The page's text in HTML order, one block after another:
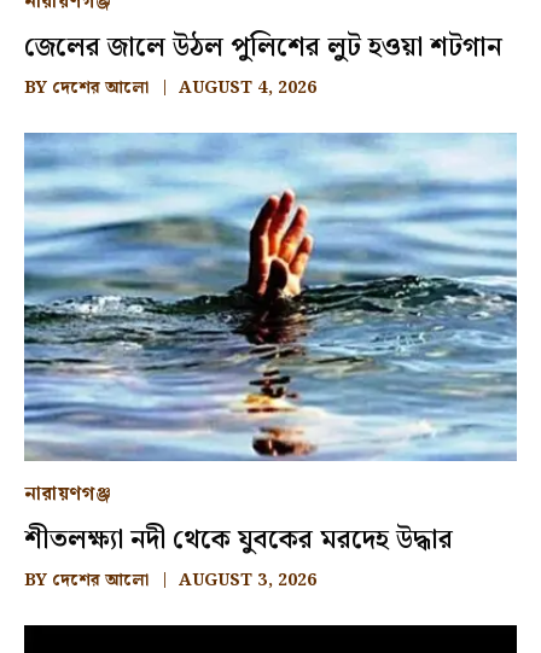
জেলের জালে উঠল পুলিশের লুট হওয়া শটগান
BY দেশের আলো AUGUST 4, 2026
নারায়ণগঞ্জ
শীতলক্ষ্যা নদী থেকে যুবকের মরদেহ উদ্ধার
BY দেশের আলো AUGUST 3, 2026